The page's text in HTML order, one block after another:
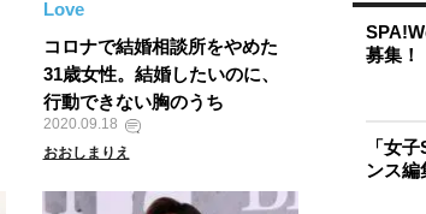
Love
コロナで結婚相談所をやめた
31歳女性。結婚したいのに、
行動できない胸のうち
2020.09.18
おおしまりえ
募集！
「女
ンス編